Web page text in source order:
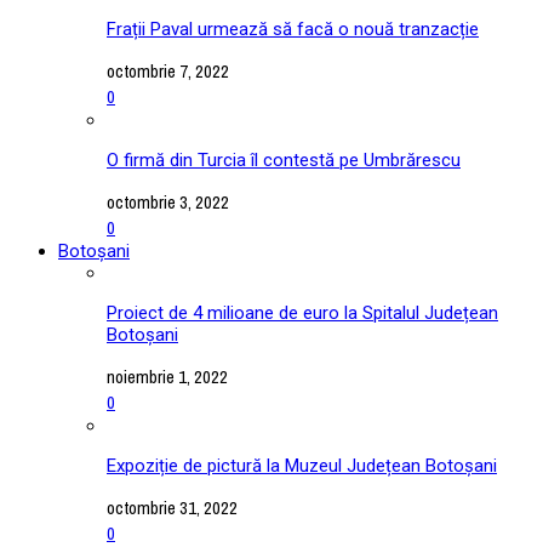
Frații Paval urmează să facă o nouă tranzacție
octombrie 7, 2022
0
O firmă din Turcia îl contestă pe Umbrărescu
octombrie 3, 2022
0
Botoșani
Proiect de 4 milioane de euro la Spitalul Județean
Botoșani
noiembrie 1, 2022
0
Expoziție de pictură la Muzeul Județean Botoșani
octombrie 31, 2022
0